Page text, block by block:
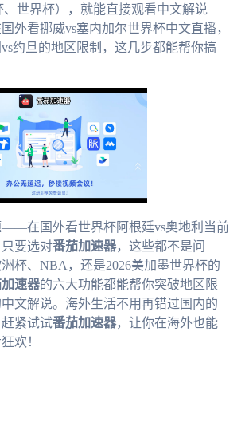
世界杯），就能直接观看中文解说
外看挪威vs塞内加尔世界杯中文直播，
约旦的地区限制，这几步都能帮你搞
——在国外看世界杯阿根廷vs奥地利当前
要选对番茄加速器，这些都不是问
杯、NBA，还是2026美加墨世界杯的
速器的六大功能都能帮你突破地区限
文解说。海外生活不用再错过国内的
紧试试番茄加速器，让你在海外也能
欢！